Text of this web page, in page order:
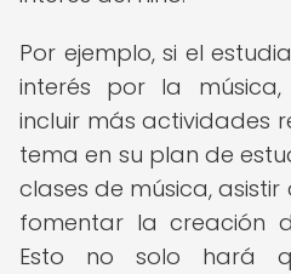
Por ejemplo, si el
interés por la
incluir más actividades
tema en su plan de
clases de música,
fomentar la creación
Esto no solo hará